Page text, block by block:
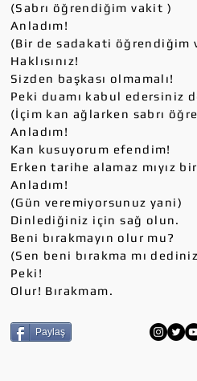
(Sabrı öğrendiğim vakit )
Anladım!
(Bir de sadakati öğrendiğim
Haklısınız!
Sizden başkası olmamalı!
Peki duamı kabul edersiniz
(İçim kan ağlarken sabrı
Anladım!
Kan kusuyorum efendim!
Erken tarihe alamaz mıyız
Anladım!
(Gün veremiyorsunuz yani)
Dinlediğiniz için sağ olun.
Beni bırakmayın olur mu?
(Sen beni bırakma mı
Peki!
Olur! Bırakmam.
Paylaş